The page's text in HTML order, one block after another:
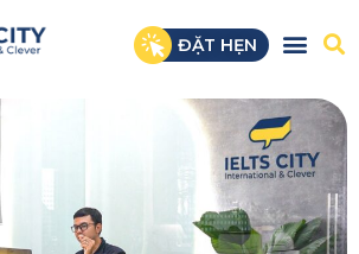
ĐẶT HẸN